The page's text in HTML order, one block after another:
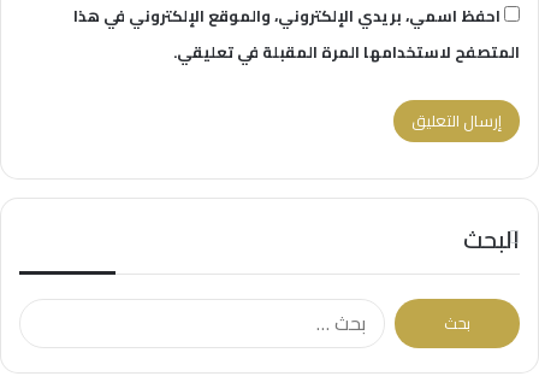
احفظ اسمي، بريدي الإلكتروني، والموقع الإلكتروني في هذا
المتصفح لاستخدامها المرة المقبلة في تعليقي.
البحث
البحث
عن: